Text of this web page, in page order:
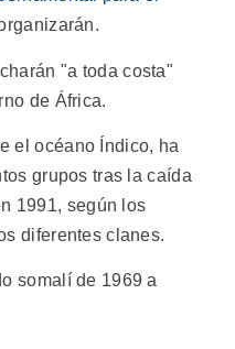
"a toda costa"
de África.
el océano Índico, ha
grupos tras la caída
1991, según los
diferentes clanes.
somalí de 1969 a